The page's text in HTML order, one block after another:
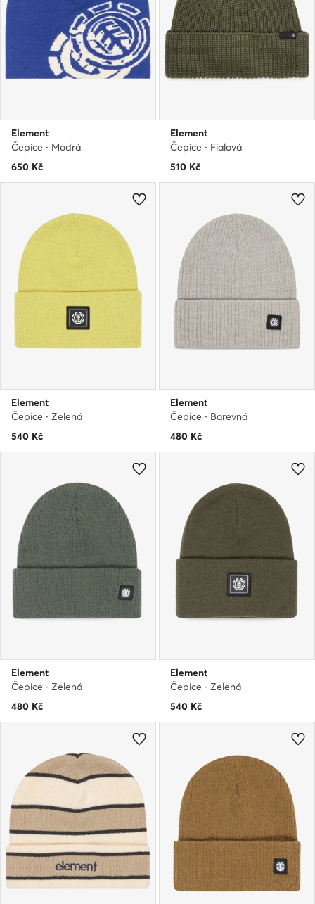
Element
Čepice · Modrá
650 Kč
Element
Čepice · Fialová
510 Kč
Element
Čepice · Zelená
540 Kč
Element
Čepice · Barevná
480 Kč
Element
Čepice · Zelená
480 Kč
Element
Čepice · Zelená
540 Kč